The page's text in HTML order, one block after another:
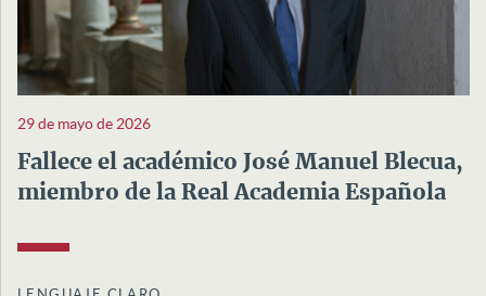
29 de mayo de 2026
Fallece el académico José Manuel Blecua,
miembro de la Real Academia Española